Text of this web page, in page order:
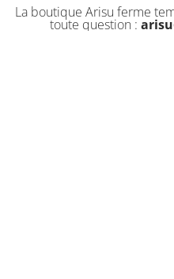
La boutique Arisu ferme
toute question :